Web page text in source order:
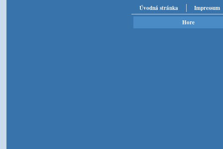
Úvodná stránka
Impressum
Hore